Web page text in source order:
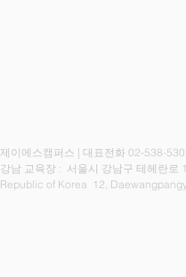
제이에스캠퍼스 | 대표전화 02-538-
강남 교육장 : 서울시 강남구 테헤란로
Republic of Korea 12,